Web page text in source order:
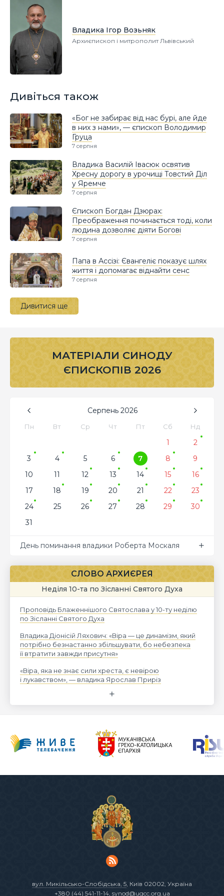
Владика Ігор Возьняк
Архиєпископ і митрополит Львівський
Дивіться також
«Бог не забирає від нас бурі, але йде
в них з нами», — єпископ Володимир
Груца
7 серпня
Владика Василій Івасюк освятив
Хресну дорогу в урочищі Товстий Діл
у Яремче
7 серпня
Єпископ Богдан Дзюрах:
Преображення починається тоді, коли
людина дозволяє діяти Богові
7 серпня
Папа в Ассізі: Євангеліє показує шлях
життя і допомагає віднайти сенс
7 серпня
Дивитися ще
МАТЕРІАЛИ СИНОДУ
ЄПИСКОПІВ 2026
Серпень 2026
Пн Вт Ср Чт Пт Сб Нд
1
2
3
4 5 6 7 8
9
10
11 12 13 14 15
16
17
18 19 20 21 22
23
24
25 26 27 28 29
30
31
День поминання владики Роберта Москаля
СЛОВО АРХИЄРЕЯ
Неділя 10-та по Зісланні Святого Духа
Проповідь Блаженнішого Святослава у 10-ту неділю
по Зісланні Святого Духа
Владика Діонісій Ляхович: «Віра — це динамізм, який
потрібно безнастанно збільшувати, бо небезпека
її втратити завжди присутня»
«Віра, яка не знає сили хреста, є невірою
і лукавством», — владика Ярослав Приріз
вул. Микільсько-Слобідська, 5 , Київ 02002, Україна
+380 (44) 541-11-14, synod@ugcc.org.ua